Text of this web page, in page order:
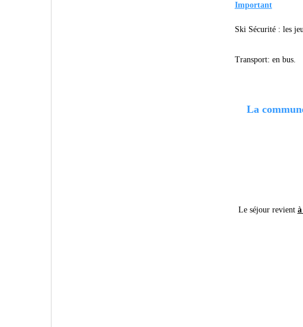
Important
Ski Sécurité : les
Transport: en bus.
La
Le séjour revient à